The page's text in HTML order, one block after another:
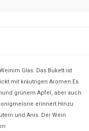
Glas. Das Bukett ist
mit kräutrigen Aromen.Es
grünem Apfel, aber auch
erinnert.Hinzu
und Anis. Der Wein